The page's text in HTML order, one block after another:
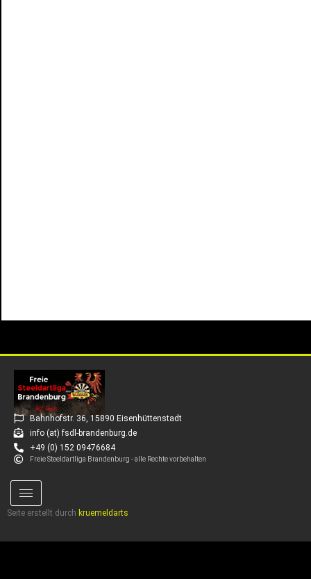
Bahnhofstr. 36, 15890 Eisenhüttenstadt
info (at) fsdl-brandenburg.de
+49 (0) 152 09476684
Freie Steeldartliga Brandenburg - alle Rechte vorbehalten
Seite erstellt durch kruemeldarts